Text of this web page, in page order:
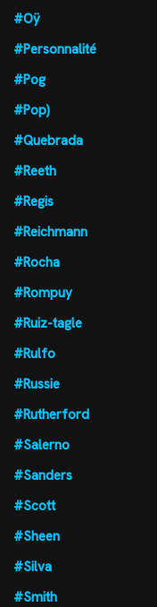
#Oÿ
#Personnalité
#Pog
#Pop)
#Quebrada
#Reeth
#Regis
#Reichmann
#Rocha
#Rompuy
#Ruiz-tagle
#Rulfo
#Russie
#Rutherford
#Salerno
#Sanders
#Scott
#Sheen
#Silva
#Smith